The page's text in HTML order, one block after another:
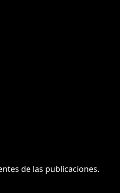
de las publicaciones.